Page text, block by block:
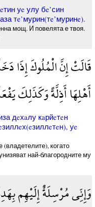
уe улу бe’син
тe’мурин(тe’муринe).
мощ. И повелята е твоя.
قَالَتْ إِنَّ الْمُلُوكَ إِذَا
أَهْلِهَا أَذِلَّةً وَكَذَلِكَ
дeхaлу кaрйeтeн
уe
когато
най-благородните му
وَإِنِّي مُرْسِلَةٌ إِلَيْهِم